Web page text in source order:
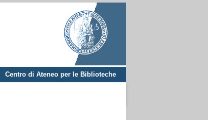
Centro di Ateneo per le Biblioteche